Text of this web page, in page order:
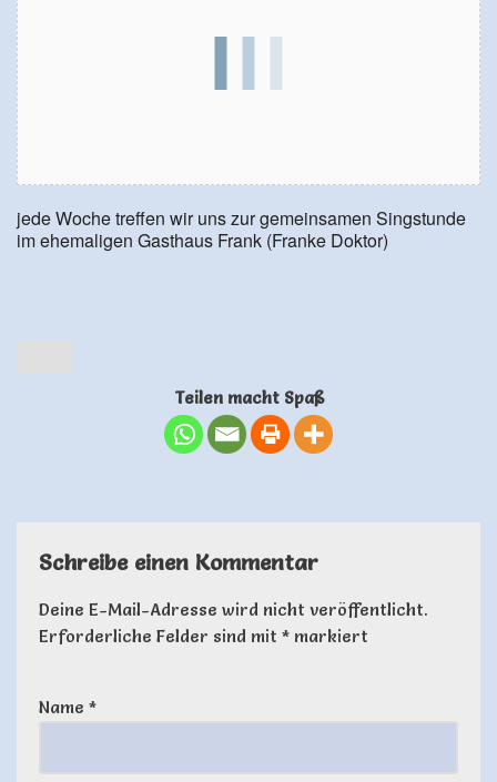
jede Woche treffen wir uns zur gemeinsamen Singstunde
im ehemaligen Gasthaus Frank (Franke Doktor)
Teilen macht Spaß
Schreibe einen Kommentar
Deine E-Mail-Adresse wird nicht veröffentlicht.
Erforderliche Felder sind mit * markiert
Name *